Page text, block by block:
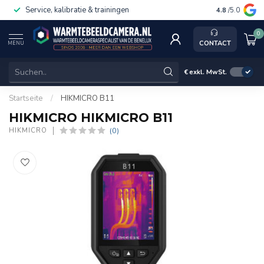
Service, kalibratie & trainingen 4.8 /5.0
MENU CONTACT
0
€exkl. MwSt.
Startseite / HIKMICRO B11
HIKMICRO HIKMICRO B11
HIKMICRO (0)